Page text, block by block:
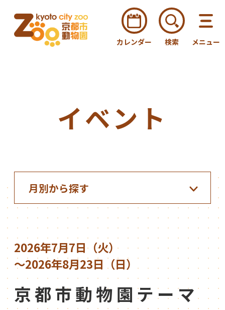
カレンダー 検索 メニュー
イベント
2026年7月7日（火）
～2026年8月23日（日）
京都市動物園テーマ